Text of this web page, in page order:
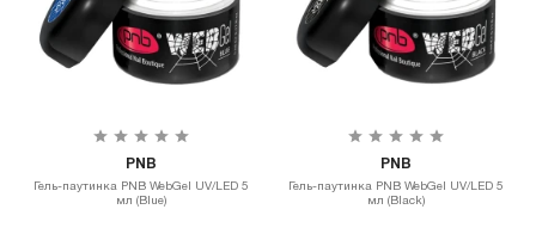
PNB
Гель-паутинка PNB WebGel UV/LED 5
мл (Blue)
PNB
Гель-паутинка PNB WebGel UV/LED 5
мл (Black)